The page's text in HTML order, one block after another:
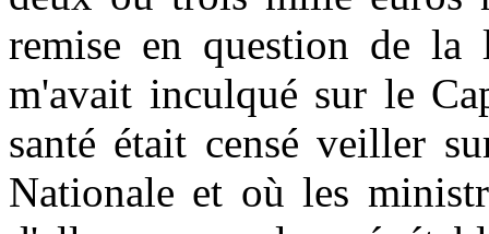
remise en question de la
m'avait inculqué sur le
santé était censé veiller
Nationale et où les